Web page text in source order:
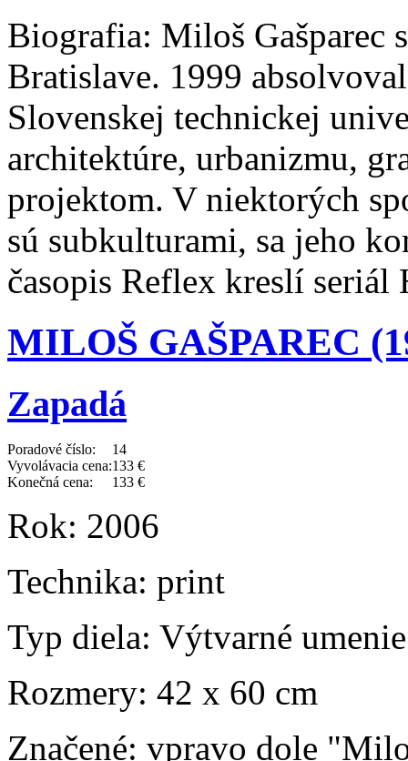
Biografia: Miloš Gašparec
Bratislave. 1999
Slovenskej technickej
architektúre, urbanizmu,
projektom. V niektorých
sú subkulturami, sa jeho
časopis Reflex kreslí seriál
MILOŠ GAŠPAREC
Zapadá
Poradové číslo:
14
Vyvolávacia cena:133 €
Konečná cena:
133 €
Rok: 2006
Technika: print
Typ diela: Výtvarné umenie
Rozmery: 42 x 60 cm
Značené: vpravo dole